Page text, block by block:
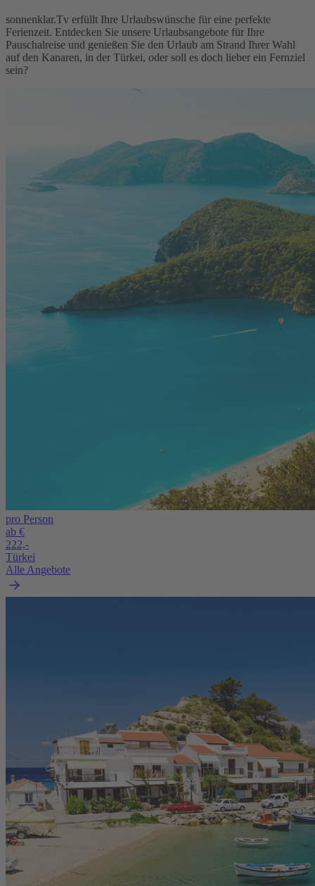
sonnenklar.Tv erfüllt Ihre Urlaubswünsche für eine perfekte
Ferienzeit. Entdecken Sie unsere Urlaubsangebote für Ihre
Pauschalreise und genießen Sie den Urlaub am Strand Ihrer Wahl
auf den Kanaren, in der Türkei, oder soll es doch lieber ein Fernziel
sein?
pro Person
ab €
222,-
Türkei
Alle Angebote